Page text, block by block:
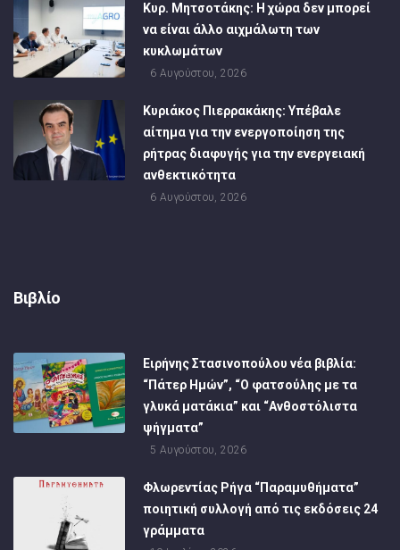
Κυρ. Μητσοτάκης: Η χώρα δεν μπορεί
να είναι άλλο αιχμάλωτη των
κυκλωμάτων
6 Αυγούστου, 2026
Κυριάκος Πιερρακάκης: Υπέβαλε
αίτημα για την ενεργοποίηση της
ρήτρας διαφυγής για την ενεργειακή
ανθεκτικότητα
6 Αυγούστου, 2026
Βιβλίο
Ειρήνης Στασινοπούλου νέα βιβλία:
“Πάτερ Ημών”, “Ο φατσούλης με τα
γλυκά ματάκια” και “Ανθοστόλιστα
ψήγματα”
5 Αυγούστου, 2026
Φλωρεντίας Ρήγα “Παραμυθήματα”
ποιητική συλλογή από τις εκδόσεις 24
γράμματα